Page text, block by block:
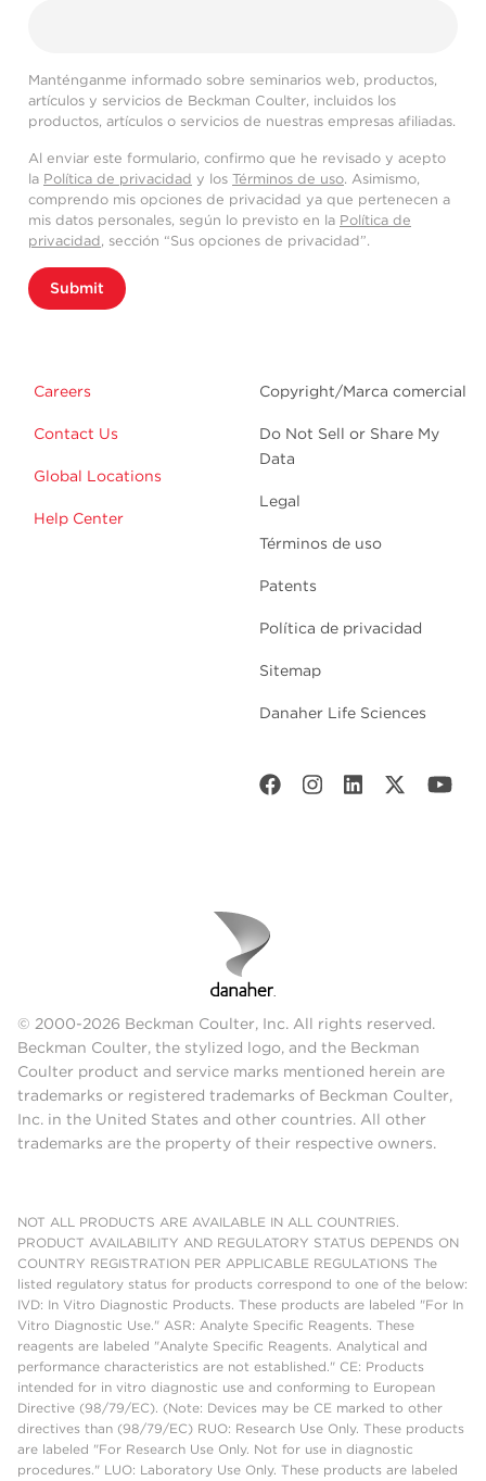
Manténganme informado sobre seminarios web, productos,
artículos y servicios de Beckman Coulter, incluidos los
productos, artículos o servicios de nuestras empresas afiliadas.
Al enviar este formulario, confirmo que he revisado y acepto
la Política de privacidad y los Términos de uso. Asimismo,
comprendo mis opciones de privacidad ya que pertenecen a
mis datos personales, según lo previsto en la Política de
privacidad, sección “Sus opciones de privacidad”.
Submit
Careers
Contact Us
Global Locations
Help Center
Copyright/Marca comercial
Do Not Sell or Share My
Data
Legal
Términos de uso
Patents
Política de privacidad
Sitemap
Danaher Life Sciences
© 2000-2026 Beckman Coulter, Inc. All rights reserved.
Beckman Coulter, the stylized logo, and the Beckman
Coulter product and service marks mentioned herein are
trademarks or registered trademarks of Beckman Coulter,
Inc. in the United States and other countries. All other
trademarks are the property of their respective owners.
NOT ALL PRODUCTS ARE AVAILABLE IN ALL COUNTRIES.
PRODUCT AVAILABILITY AND REGULATORY STATUS DEPENDS ON
COUNTRY REGISTRATION PER APPLICABLE REGULATIONS The
listed regulatory status for products correspond to one of the below:
IVD: In Vitro Diagnostic Products. These products are labeled "For In
Vitro Diagnostic Use." ASR: Analyte Specific Reagents. These
reagents are labeled "Analyte Specific Reagents. Analytical and
performance characteristics are not established." CE: Products
intended for in vitro diagnostic use and conforming to European
Directive (98/79/EC). (Note: Devices may be CE marked to other
directives than (98/79/EC) RUO: Research Use Only. These products
are labeled "For Research Use Only. Not for use in diagnostic
procedures." LUO: Laboratory Use Only. These products are labeled